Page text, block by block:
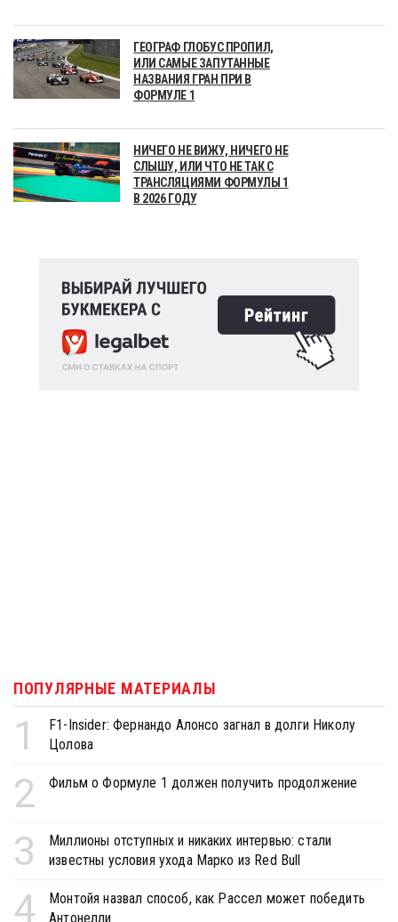
ГЕОГРАФ ГЛОБУС ПРОПИЛ,
ИЛИ САМЫЕ ЗАПУТАННЫЕ
НАЗВАНИЯ ГРАН ПРИ В
ФОРМУЛЕ 1
НИЧЕГО НЕ ВИЖУ, НИЧЕГО НЕ
СЛЫШУ, ИЛИ ЧТО НЕ ТАК С
ТРАНСЛЯЦИЯМИ ФОРМУЛЫ 1
В 2026 ГОДУ
ПОПУЛЯРНЫЕ МАТЕРИАЛЫ
1
F1-Insider: Фернандо Алонсо загнал в долги Николу
Цолова
2 Фильм о Формуле 1 должен получить продолжение
3
Миллионы отступных и никаких интервью: стали
известны условия ухода Марко из Red Bull
4
Монтойя назвал способ, как Рассел может победить
Антонелли